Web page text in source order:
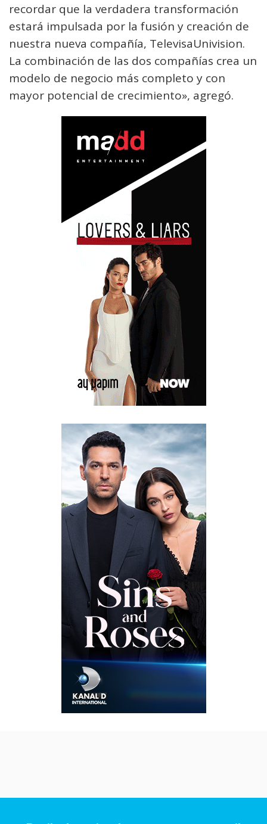
recordar que la verdadera transformación
estará impulsada por la fusión y creación de
nuestra nueva compañía, TelevisaUnivision.
La combinación de las dos compañías crea un
modelo de negocio más completo y con
mayor potencial de crecimiento», agregó.